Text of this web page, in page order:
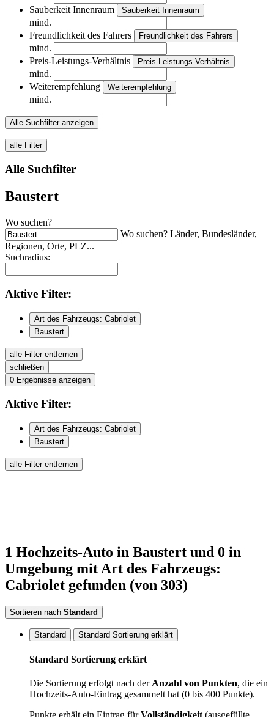
Sauberkeit Innenraum
Sauberkeit Innenraum
mind.
Freundlichkeit des Fahrers
Freundlichkeit des Fahrers
mind.
Preis-Leistungs-Verhältnis
Preis-Leistungs-Verhältnis
mind.
Weiterempfehlung
Weiterempfehlung
mind.
Alle Suchfilter anzeigen
alle Filter
Alle Suchfilter
Baustert
Wo suchen?
Wo suchen? Länder, Bundesländer,
Regionen, Orte, PLZ...
Suchradius:
Aktive Filter:
Art des Fahrzeugs: Cabriolet
Baustert
alle Filter entfernen
schließen
0 Ergebnisse anzeigen
Aktive Filter:
Art des Fahrzeugs: Cabriolet
Baustert
alle Filter entfernen
1 Hochzeits-Auto in Baustert und 0 in
Umgebung mit Art des Fahrzeugs:
Cabriolet gefunden (von 303)
Sortieren nach Standard
Standard Standard Sortierung erklärt
Standard Sortierung erklärt
Die Sortierung erfolgt nach derAnzahl von Punkten, die ein
Hochzeits-Auto-Eintrag gesammelt hat (0 bis 400 Punkte).